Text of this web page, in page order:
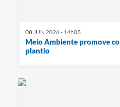
08 JUN 2026 - 14h08
Meio Ambiente promove
plantio